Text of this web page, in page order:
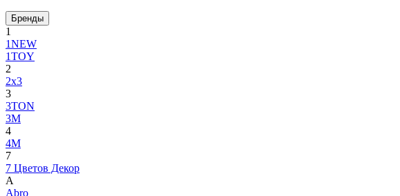
Бренды
1
1NEW
1TOY
2
2x3
3
3TON
3М
4
4M
7
7 Цветов Декор
A
Abro